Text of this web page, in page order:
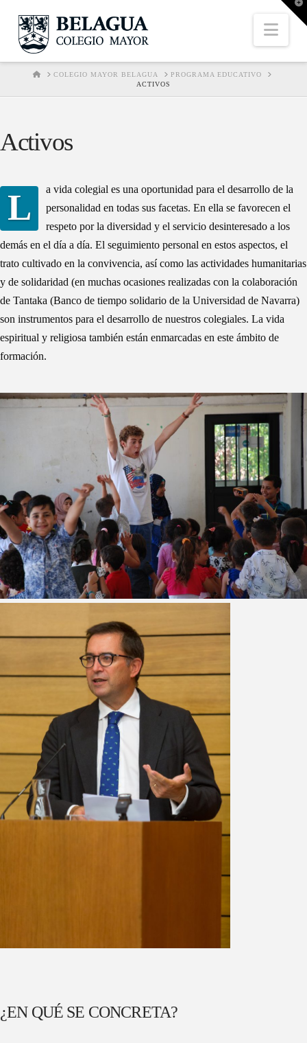
HOMECOLEGIO MAYOR BELAGUA
PROGRAMA EDUCATIVO
ACTIVOS
Activos
L
a vida colegial es una oportunidad para el desarrollo de la
personalidad en todas sus facetas. En ella se favorecen el
respeto por la diversidad y el servicio desinteresado a los
demás en el día a día. El seguimiento personal en estos aspectos, el
trato cultivado en la convivencia, así como las actividades humanitarias
y de solidaridad (en muchas ocasiones realizadas con la colaboración
de Tantaka (Banco de tiempo solidario de la Universidad de Navarra)
son instrumentos para el desarrollo de nuestros colegiales. La vida
espiritual y religiosa también están enmarcadas en este ámbito de
formación.
¿EN QUÉ SE CONCRETA?